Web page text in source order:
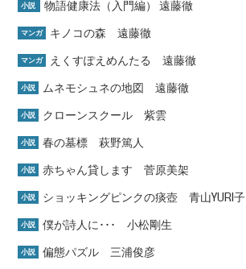
小説 物語健康法（入門編） 遠藤徹
マンガ キノコの森 遠藤徹
マンガ えくすぽえめんたる 遠藤徹
小説 ムネモシュネの地図 遠藤徹
小説 クローンスクール 紫雲
小説 春の墓標 萩野篤人
小説 赤ちゃん貸します 菅原美架
小説 ショッキングピンクの痰壺 青山YURI子
小説 僕が詩人に･･･ 小松剛生
小説 偏態パズル 三浦俊彦